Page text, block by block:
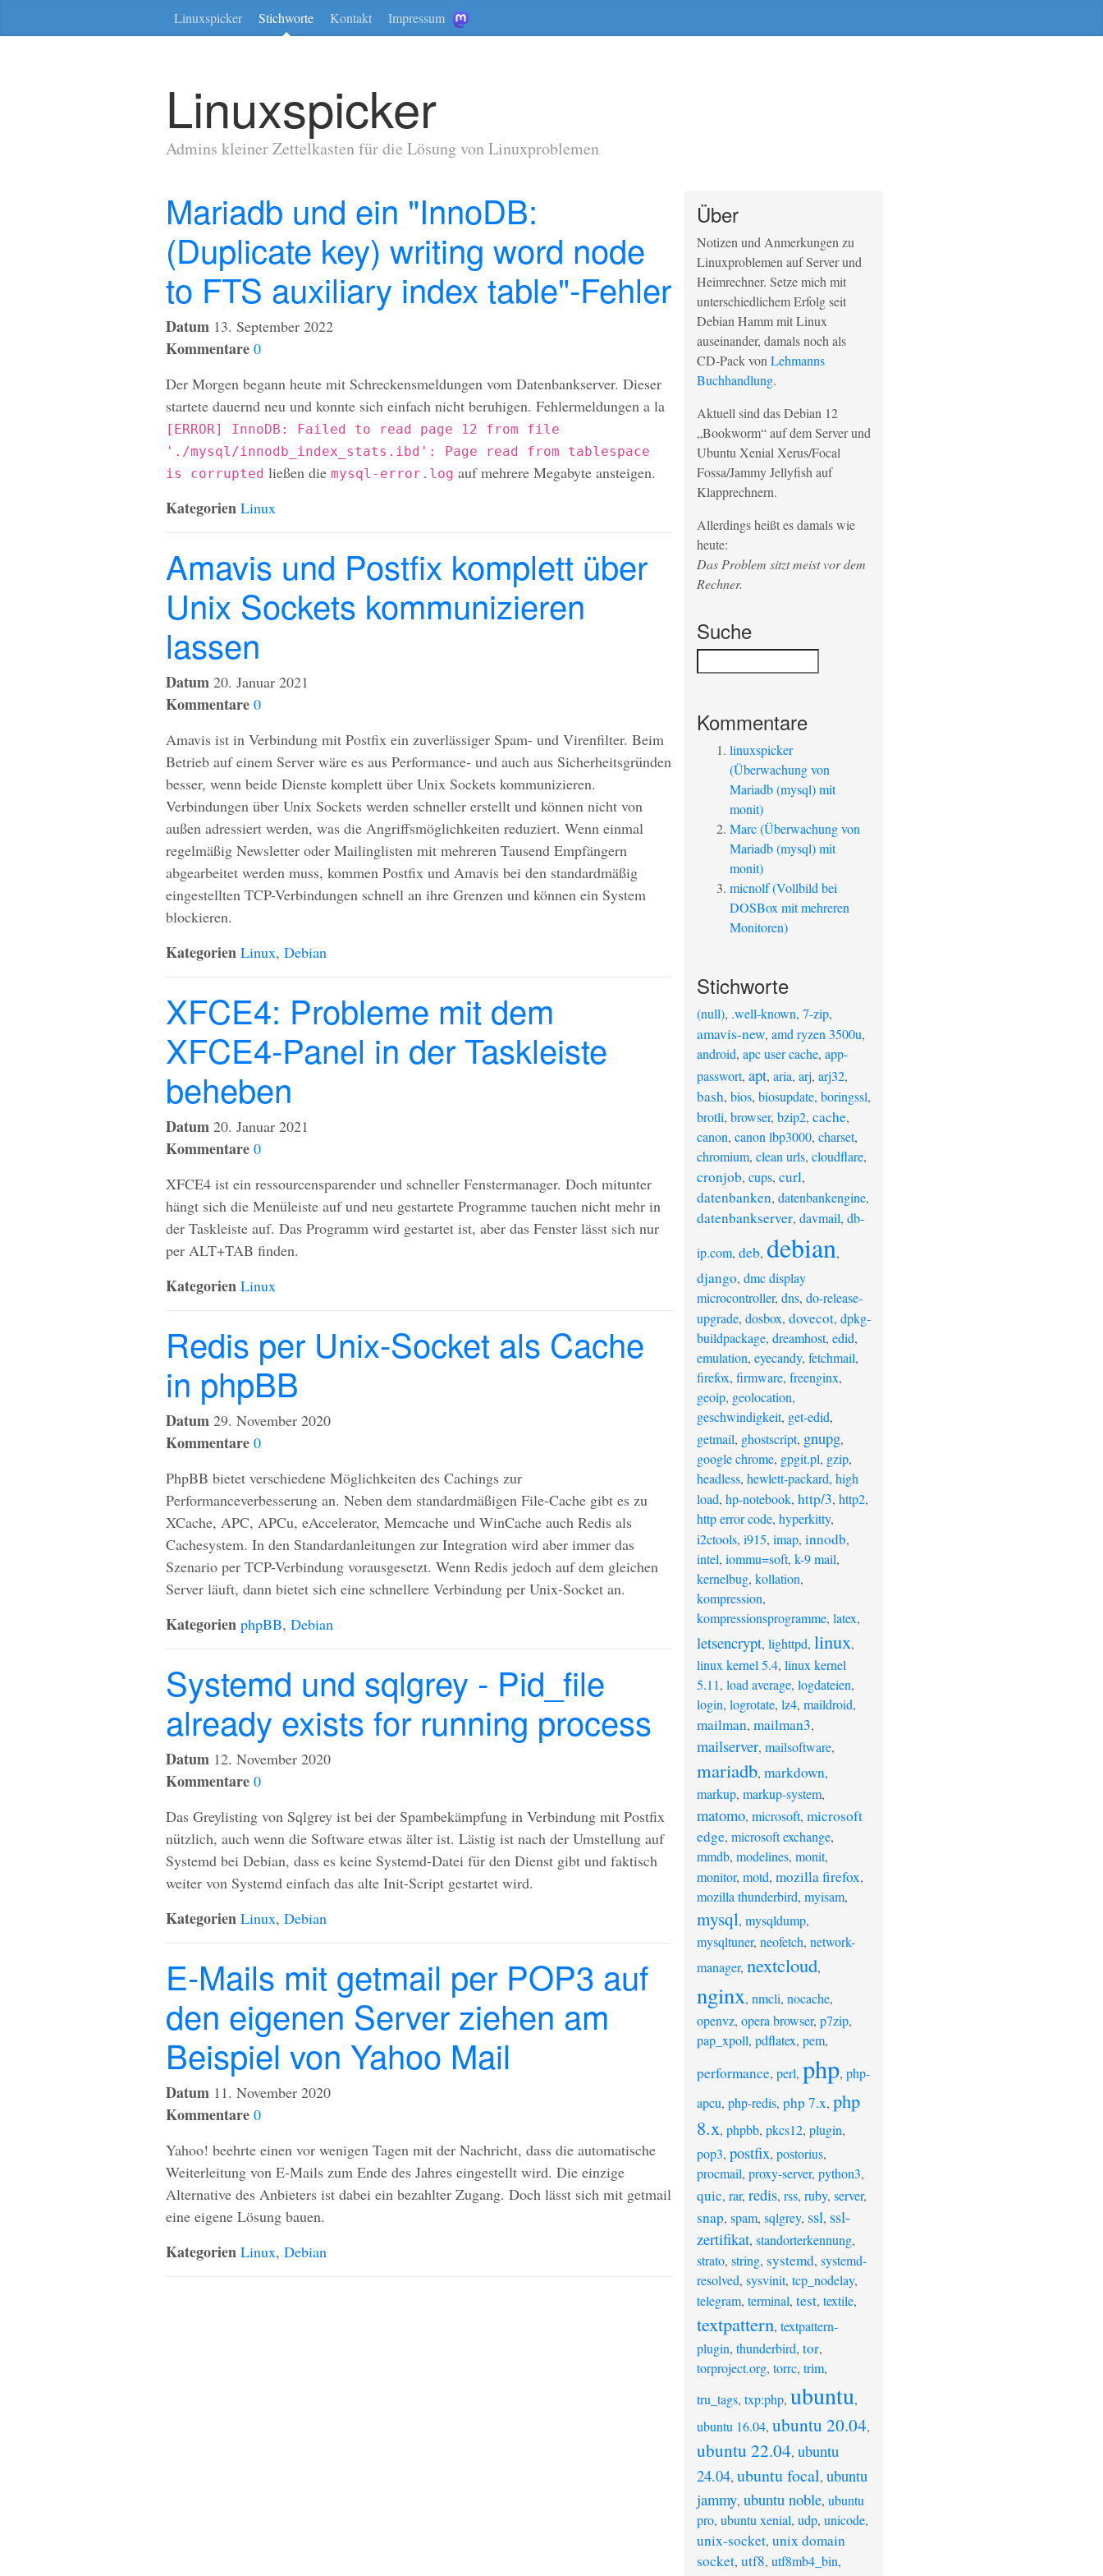
Linuxspicker Stichworte Kontakt Impressum
Linuxspicker
Admins kleiner Zettelkasten für die Lösung von Linuxproblemen
Mariadb und ein "InnoDB:
(Duplicate key) writing word node
to FTS auxiliary index table"-Fehler
Datum 13. September 2022
Kommentare 0
Der Morgen begann heute mit Schreckensmeldungen vom Datenbankserver. Dieser
startete dauernd neu und konnte sich einfach nicht beruhigen. Fehlermeldungen a la
[ERROR] InnoDB: Failed to read page 12 from file
'./mysql/innodb_index_stats.ibd': Page read from tablespace
is corrupted ließen die mysql-error.log auf mehrere Megabyte ansteigen.
Kategorien Linux
Amavis und Postfix komplett über
Unix Sockets kommunizieren
lassen
Datum 20. Januar 2021
Kommentare 0
Amavis ist in Verbindung mit Postfix ein zuverlässiger Spam- und Virenfilter. Beim
Betrieb auf einem Server wäre es aus Performance- und auch aus Sicherheitsgründen
besser, wenn beide Dienste komplett über Unix Sockets kommunizieren.
Verbindungen über Unix Sockets werden schneller erstellt und können nicht von
außen adressiert werden, was die Angriffsmöglichkeiten reduziert. Wenn einmal
regelmäßig Newsletter oder Mailinglisten mit mehreren Tausend Empfängern
abgearbeitet werden muss, kommen Postfix und Amavis bei den standardmäßig
eingestellten TCP-Verbindungen schnell an ihre Grenzen und können ein System
blockieren.
Kategorien Linux, Debian
XFCE4: Probleme mit dem
XFCE4-Panel in der Taskleiste
beheben
Datum 20. Januar 2021
Kommentare 0
XFCE4 ist ein ressourcensparender und schneller Fenstermanager. Doch mitunter
hängt sich die Menüleiste auf und neu gestartete Programme tauchen nicht mehr in
der Taskleiste auf. Das Programm wird gestartet ist, aber das Fenster lässt sich nur
per ALT+TAB finden.
Kategorien Linux
Redis per Unix-Socket als Cache
in phpBB
Datum 29. November 2020
Kommentare 0
PhpBB bietet verschiedene Möglichkeiten des Cachings zur
Performanceverbesserung an. Neben dem standardmäßigen File-Cache gibt es zu
XCache, APC, APCu, eAccelerator, Memcache und WinCache auch Redis als
Cachesystem. In den Standardanleitungen zur Integration wird aber immer das
Szenario per TCP-Verbindung vorausgesetzt. Wenn Redis jedoch auf dem gleichen
Server läuft, dann bietet sich eine schnellere Verbindung per Unix-Socket an.
Kategorien phpBB, Debian
Systemd und sqlgrey - Pid_file
already exists for running process
Datum 12. November 2020
Kommentare 0
Das Greylisting von Sqlgrey ist bei der Spambekämpfung in Verbindung mit Postfix
nützlich, auch wenn die Software etwas älter ist. Lästig ist nach der Umstellung auf
Systemd bei Debian, dass es keine Systemd-Datei für den Dienst gibt und faktisch
weiter von Systemd einfach das alte Init-Script gestartet wird.
Kategorien Linux, Debian
E-Mails mit getmail per POP3 auf
den eigenen Server ziehen am
Beispiel von Yahoo Mail
Datum 11. November 2020
Kommentare 0
Yahoo! beehrte einen vor wenigen Tagen mit der Nachricht, dass die automatische
Weiterleitung von E-Mails zum Ende des Jahres eingestellt wird. Die einzige
Alternative des Anbieters ist dabei ein bezahlter Zugang. Doch lässt sich mit getmail
eine eigene Lösung bauen.
Kategorien Linux, Debian
Über
Notizen und Anmerkungen zu
Linuxproblemen auf Server und
Heimrechner. Setze mich mit
unterschiedlichem Erfolg seit
Debian Hamm mit Linux
auseinander, damals noch als
CD-Pack von Lehmanns
Buchhandlung.
Aktuell sind das Debian 12
„Bookworm“ auf dem Server und
Ubuntu Xenial Xerus/Focal
Fossa/Jammy Jellyfish auf
Klapprechnern.
Allerdings heißt es damals wie
heute:
Das Problem sitzt meist vor dem
Rechner.
Suche
Kommentare
linuxspicker
(Überwachung von
Mariadb (mysql) mit
monit)
Marc (Überwachung von
Mariadb (mysql) mit
monit)
micnolf (Vollbild bei
DOSBox mit mehreren
Monitoren)
Stichworte
(null), .well-known, 7-zip,
amavis-new, amd ryzen 3500u,
android, apc user cache, app-
passwort, apt, aria, arj, arj32,
bash, bios, biosupdate, boringssl,
brotli, browser, bzip2, cache,
canon, canon lbp3000, charset,
chromium, clean urls, cloudflare,
cronjob, cups, curl,
datenbanken, datenbankengine,
datenbankserver, davmail, db-
ip.com, deb, debian,
django, dmc display
microcontroller, dns, do-release-
upgrade, dosbox, dovecot, dpkg-
buildpackage, dreamhost, edid,
emulation, eyecandy, fetchmail,
firefox, firmware, freenginx,
geoip, geolocation,
geschwindigkeit, get-edid,
getmail, ghostscript, gnupg,
google chrome, gpgit.pl, gzip,
headless, hewlett-packard, high
load, hp-notebook, http/3, http2,
http error code, hyperkitty,
i2ctools, i915, imap, innodb,
intel, iommu=soft, k-9 mail,
kernelbug, kollation,
kompression,
kompressionsprogramme, latex,
letsencrypt, lighttpd, linux,
linux kernel 5.4, linux kernel
5.11, load average, logdateien,
login, logrotate, lz4, maildroid,
mailman, mailman3,
mailserver, mailsoftware,
mariadb, markdown,
markup, markup-system,
matomo, microsoft, microsoft
edge, microsoft exchange,
mmdb, modelines, monit,
monitor, motd, mozilla firefox,
mozilla thunderbird, myisam,
mysql, mysqldump,
mysqltuner, neofetch, network-
manager, nextcloud,
nginx, nmcli, nocache,
openvz, opera browser, p7zip,
pap_xpoll, pdflatex, pem,
performance, perl, php, php-
apcu, php-redis, php 7.x, php
8.x, phpbb, pkcs12, plugin,
pop3, postfix, postorius,
procmail, proxy-server, python3,
quic, rar, redis, rss, ruby, server,
snap, spam, sqlgrey, ssl, ssl-
zertifikat, standorterkennung,
strato, string, systemd, systemd-
resolved, sysvinit, tcp_nodelay,
telegram, terminal, test, textile,
textpattern, textpattern-
plugin, thunderbird, tor,
torproject.org, torrc, trim,
tru_tags, txp:php, ubuntu,
ubuntu 16.04, ubuntu 20.04,
ubuntu 22.04, ubuntu
24.04, ubuntu focal, ubuntu
jammy, ubuntu noble, ubuntu
pro, ubuntu xenial, udp, unicode,
unix-socket, unix domain
socket, utf8, utf8mb4_bin,